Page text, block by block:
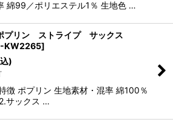
綿99／ポリエステル1％ 生地色 …
プリン ストライプ サックス
KW2265]
)
徴 ポプリン 生地素材・混率 綿100％
サックス …